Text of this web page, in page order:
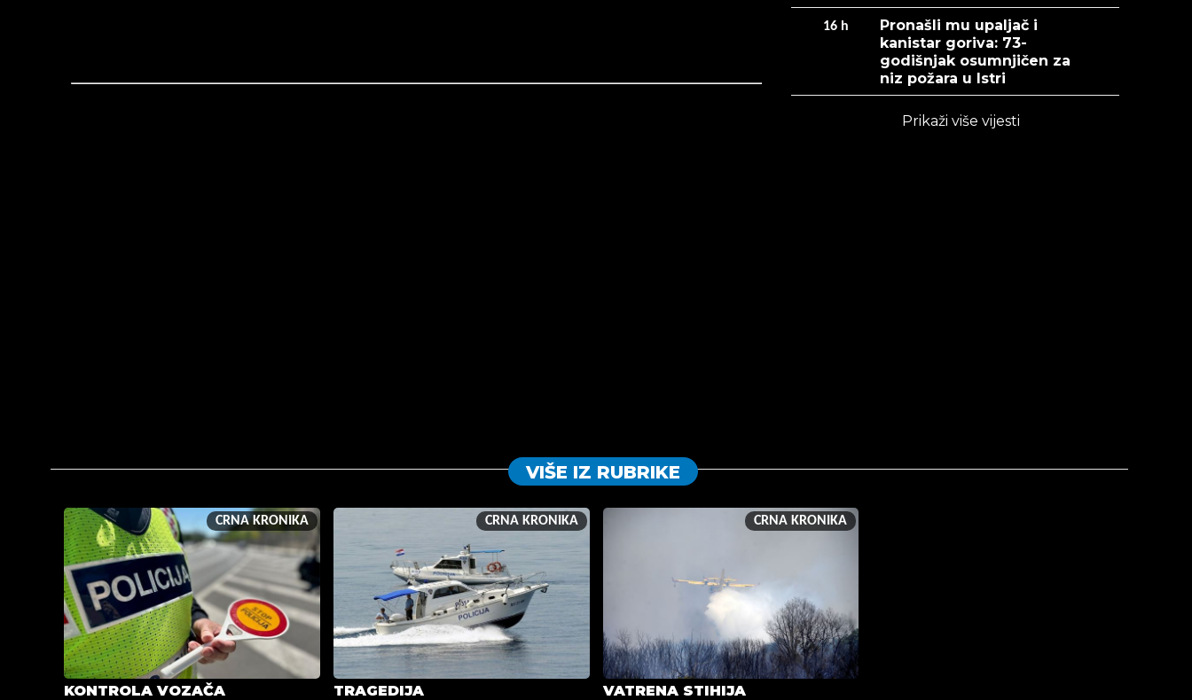
16 h
Pronašli mu upaljač i
kanistar goriva: 73-
godišnjak osumnjičen za
niz požara u Istri
Prikaži više vijesti
VIŠE IZ RUBRIKE
CRNA KRONIKA
KONTROLA VOZAČA
CRNA KRONIKA
TRAGEDIJA
CRNA KRONIKA
VATRENA STIHIJA